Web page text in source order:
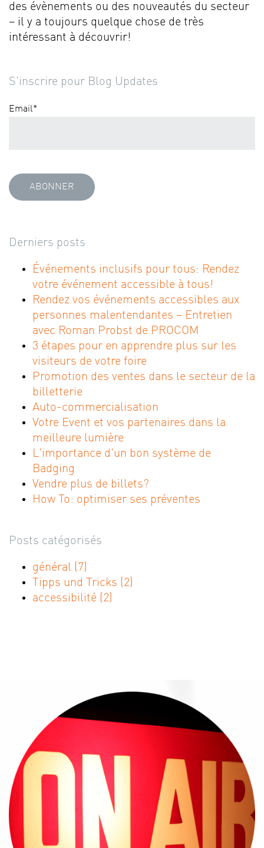
des évènements ou des nouveautés du secteur
– il y a toujours quelque chose de très
intéressant à découvrir!
S'inscrire pour Blog Updates
Email*
Derniers posts
Événements inclusifs pour tous: Rendez
votre événement accessible à tous!
Rendez vos événements accessibles aux
personnes malentendantes – Entretien
avec Roman Probst de PROCOM
3 étapes pour en apprendre plus sur les
visiteurs de votre foire
Promotion des ventes dans le secteur de la
billetterie
Auto-commercialisation
Votre Event et vos partenaires dans la
meilleure lumière
L'importance d'un bon système de
Badging
Vendre plus de billets?
How To: optimiser ses préventes
Posts catégorisés
général (7)
Tipps und Tricks (2)
accessibilité (2)